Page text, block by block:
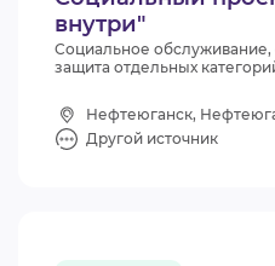
внутри"
Социальное
защита отдельных
Нефтеюганск,
Другой источник